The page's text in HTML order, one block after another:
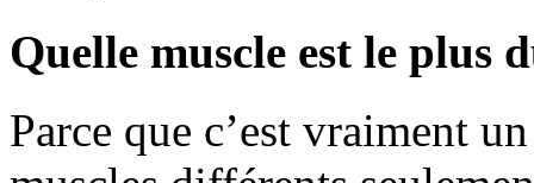
Quelle muscle est le plus
Parce que c’est vraiment